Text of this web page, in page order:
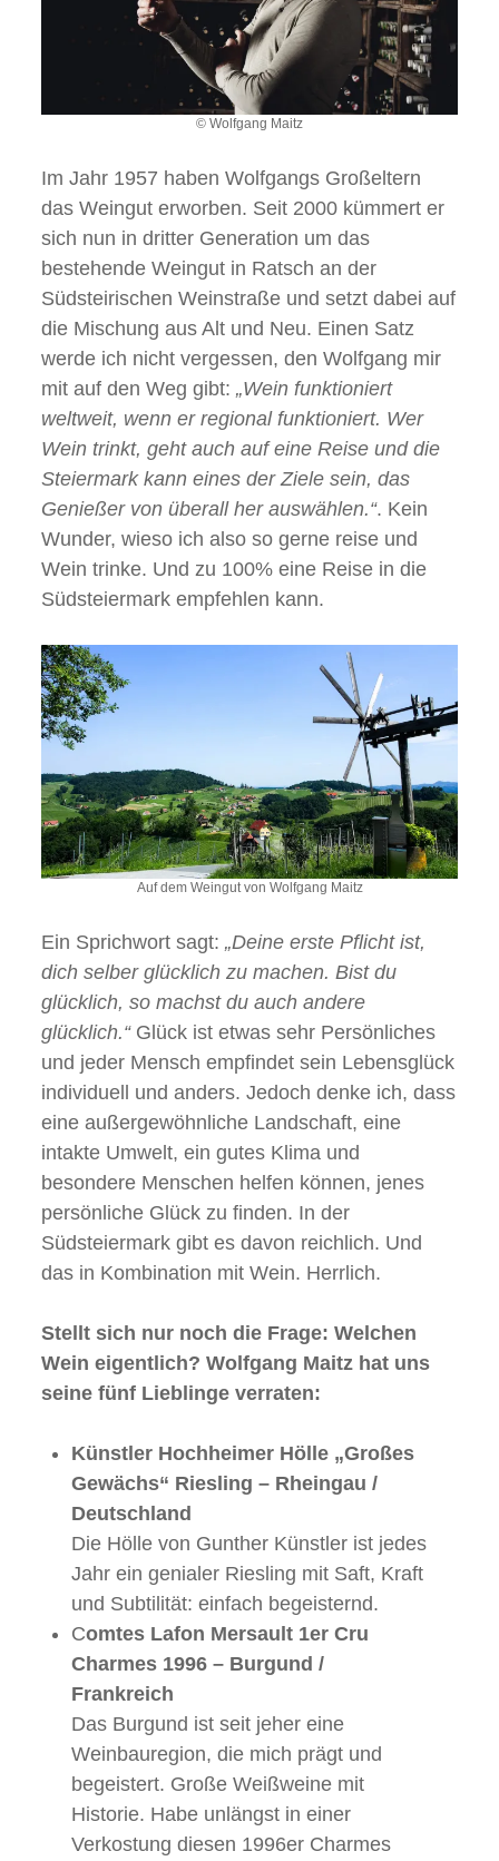
© Wolfgang Maitz
Im Jahr 1957 haben Wolfgangs Großeltern
das Weingut erworben. Seit 2000 kümmert er
sich nun in dritter Generation um das
bestehende Weingut in Ratsch an der
Südsteirischen Weinstraße und setzt dabei auf
die Mischung aus Alt und Neu. Einen Satz
werde ich nicht vergessen, den Wolfgang mir
mit auf den Weg gibt:„Wein funktioniert
weltweit, wenn er regional funktioniert. Wer
Wein trinkt, geht auch auf eine Reise und die
Steiermark kann eines der Ziele sein, das
Genießer von überall her auswählen.“. Kein
Wunder, wieso ich also so gerne reise und
Wein trinke. Und zu 100% eine Reise in die
Südsteiermark empfehlen kann.
Auf dem Weingut von Wolfgang Maitz
Ein Sprichwort sagt:„Deine erste Pflicht ist,
dich selber glücklich zu machen. Bist du
glücklich, so machst du auch andere
glücklich.“Glück ist etwas sehr Persönliches
und jeder Mensch empfindet sein Lebensglück
individuell und anders. Jedoch denke ich, dass
eine außergewöhnliche Landschaft, eine
intakte Umwelt, ein gutes Klima und
besondere Menschen helfen können, jenes
persönliche Glück zu finden. In der
Südsteiermark gibt es davon reichlich. Und
das in Kombination mit Wein. Herrlich.
Stellt sich nur noch die Frage: Welchen
Wein eigentlich? Wolfgang Maitz hat uns
seine fünf Lieblinge verraten:
Künstler Hochheimer Hölle „Großes
Gewächs“ Riesling – Rheingau /
Deutschland
Die Hölle von Gunther Künstler ist jedes
Jahr ein genialer Riesling mit Saft, Kraft
und Subtilität: einfach begeisternd.
Comtes Lafon Mersault 1er Cru
Charmes 1996 – Burgund /
Frankreich
Das Burgund ist seit jeher eine
Weinbauregion, die mich prägt und
begeistert. Große Weißweine mit
Historie. Habe unlängst in einer
Verkostung diesen 1996er Charmes